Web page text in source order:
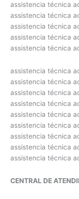
assistencia técnica
assistencia técnica
assistencia técnica
assistencia técnica
assistencia técnica
assistencia técnica
assistencia técnica
assistencia técnica
assistencia técnica
assistencia técnica
assistencia técnica
assistencia técnica
assistencia técnica
assistencia técnica
CENTRAL DE